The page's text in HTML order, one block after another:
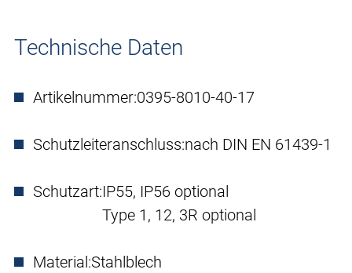
Technische Daten
Artikelnummer:0395-8010-40-17
Schutzleiteranschluss:nach DIN EN 61439-1
Schutzart:IP55, IP56 optional
Type 1, 12, 3R optional
Material:Stahlblech